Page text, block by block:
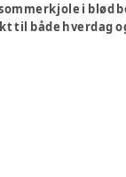
sommerkjole i
til både hverdag